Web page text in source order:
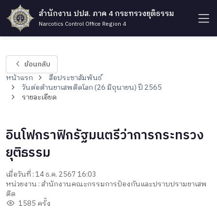
สำนักงาน ปปส. ภาค 4 กระทรวงยุติธรรม
Narcotics Control Office Region 4
ย้อนกลับ
หน้าแรก
สื่อประชาสัมพันธ์
วันต่อต้านยาเสพติดโลก (26 มิถุนายน) ปี 2565
รายละเอียด
อินโฟกราฟิกรัฐมนตรีว่าการกระทรวง
ยุติธรรม
เมื่อวันที่ : 14 ธ.ค. 2567 16:03
หน่วยงาน : สำนักงานคณะกรรมการป้องกันและปราบปรามยาเสพ
ติด
1585 ครั้ง